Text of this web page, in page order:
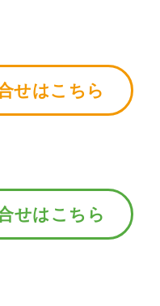
せはこちら
せはこちら